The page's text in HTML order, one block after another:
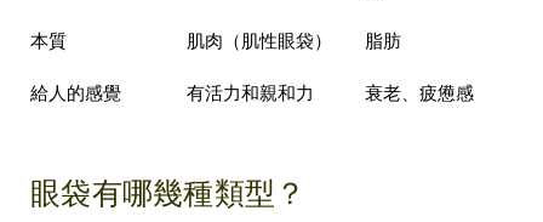
本質 肌肉（肌性眼袋） 脂肪
給人的感覺 有活力和親和力 衰老、疲憊感
眼袋有哪幾種類型？